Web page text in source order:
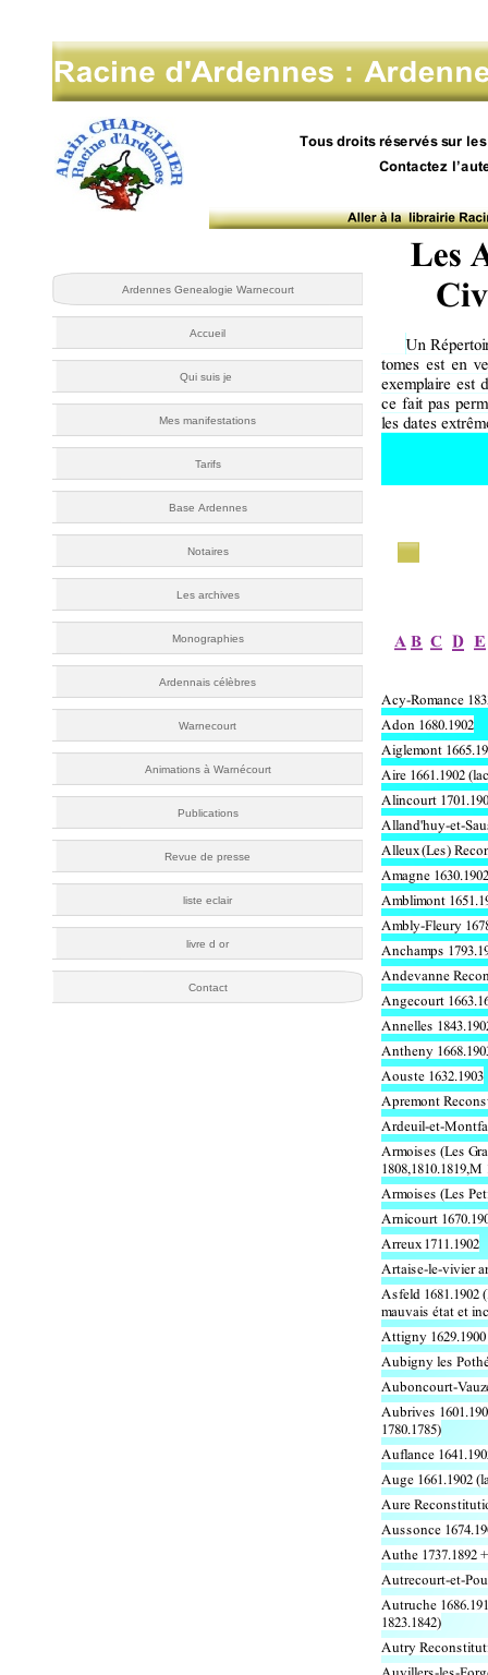
Ardennes Genealogie Warnecourt
Accueil
Qui suis je
Mes manifestations
Tarifs
Base Ardennes
Notaires
Les archives
Monographies
Ardennais célèbres
Warnecourt
Animations à Warnécourt
Publications
Revue de presse
liste eclair
livre d or
Contact